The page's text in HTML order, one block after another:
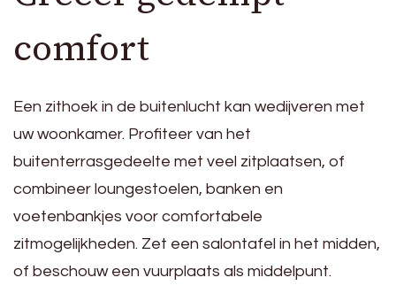
comfort
Een zithoek in de buitenlucht kan wedijveren met
uw woonkamer. Profiteer van het
buitenterrasgedeelte met veel zitplaatsen, of
combineer loungestoelen, banken en
voetenbankjes voor comfortabele
zitmogelijkheden. Zet een salontafel in het midden,
of beschouw een vuurplaats als middelpunt.